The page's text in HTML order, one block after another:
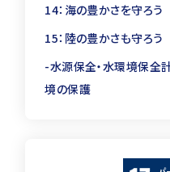
排水設備工事責任技術者
14：海の豊かさを守ろう
15：陸の豊かさも守ろう
-水源保全・水環境保全
境の保護